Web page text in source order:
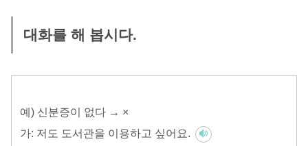
대화를 해 봅시다.
예) 신분증이 없다 → ×
가: 저도 도서관을 이용하고 싶어요.